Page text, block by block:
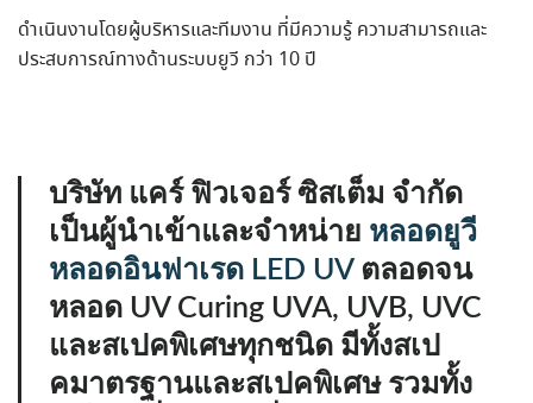
ดำเนินงานโดยผู้บริหารและทีมงาน ที่มีความรู้ ความสามารถและ
ประสบการณ์ทางด้านระบบยูวี กว่า 10 ปี
บริษัท แคร์ ฟิวเจอร์ ซิสเต็ม จำกัด
เป็นผู้นำเข้าและจำหน่าย หลอดยูวี
หลอดอินฟาเรด LED UVตลอดจน
หลอด UV Curing UVA, UVB, UVC
และสเปคพิเศษทุกชนิด มีทั้งสเป
คมาตรฐานและสเปคพิเศษ รวมทั้ง